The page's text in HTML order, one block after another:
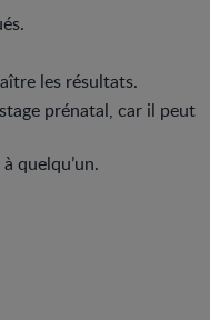
les résultats.
prénatal, car il peut
quelqu’un.